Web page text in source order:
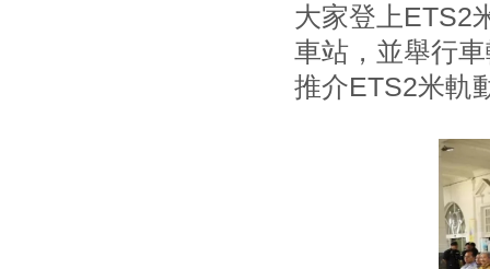
大家登上ETS2
車站，並舉行
推介ETS2米軌